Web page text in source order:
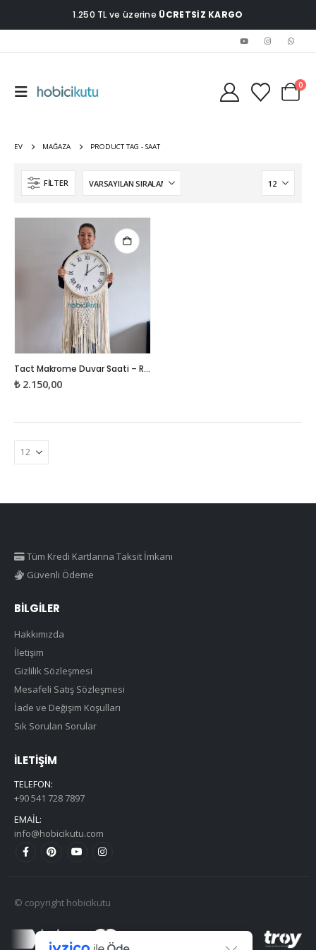
1.250 TL ve üzerine ÜCRETSİZ KARGO
0
EV MAĞAZA PRODUCT TAG - SAAT
FILTER
Tact Makrome Duvar Saati – Roma Rakamlı
₺2.150,00
Tüm Kredi Kartlarına Taksit İmkanı
Güvenli Ödeme
BILGILER
Hakkımızda
İletişim
Gizlilik Sözleşmesi
Mesafeli Satış Sözleşmesi
İade ve Değişim Koşulları
Sık Sorulan Sorular
İLETIŞIM
TELEFON:
+90 541 728 7897
EMAIL:
info@hobicikutu.com
© copyright hobicikutu